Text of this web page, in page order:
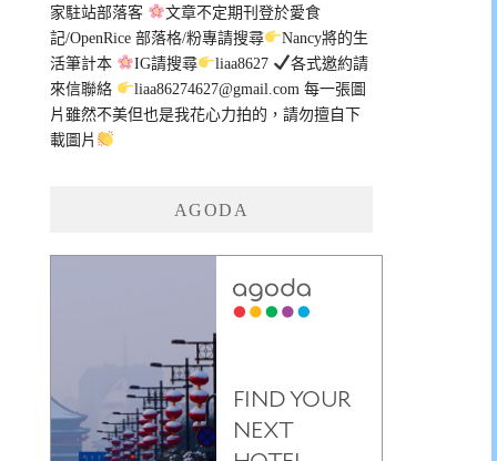
家駐站部落客
文章不定期刊登於愛食
記/OpenRice 部落格/粉專請搜尋
Nancy將的生
活筆計本
IG請搜尋 liaa8627
各式邀約請
來信聯絡
liaa86274627@gmail.com 每一張圖
片雖然不美但也是我花心力拍的，請勿擅自下
載圖片
AGODA